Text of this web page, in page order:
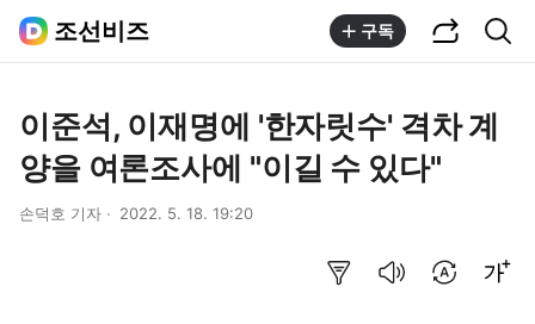
조선비즈 구독
이준석, 이재명에 '한자릿수' 격차 계
양을 여론조사에 "이길 수 있다"
손덕호 기자 2022. 5. 18. 19:20